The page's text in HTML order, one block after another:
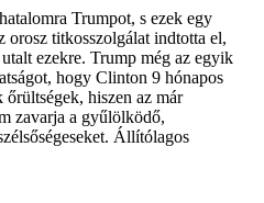
Trumpot, s ezek egy
orosz titkosszolgálat indtotta el,
ezekre. Trump még az egyik
hogy Clinton 9 hónapos
őrültségek, hiszen az már
zavarja a gyűlölködő,
Állítólagos